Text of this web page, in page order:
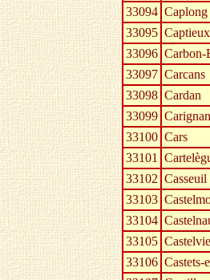
33094 Caplong
33095 Captieux
33096 Carbon-
33097 Carcans
33098 Cardan
33099
33100 Cars
33101
33102 Casseuil
33103
33104
33105
33106 Castets-